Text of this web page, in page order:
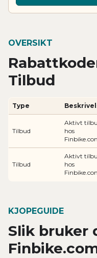
OVERSIKT
Tilbud
Type
Tilbud
Aktivt
hos
Tilbud
Aktivt
hos
KJOPEGUIDE
Slik bruker